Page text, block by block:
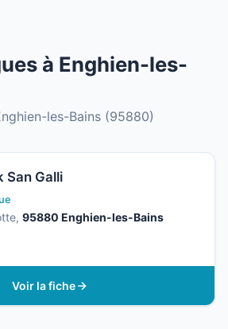
à Enghien-les-
les-Bains (95880)
San Galli
95880 Enghien-les-Bains
Voir la fiche